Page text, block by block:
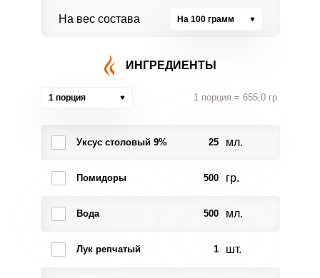
На вес состава На 100 грамм
ИНГРЕДИЕНТЫ
1 порция 1 порция = 655,0 гр.
Уксус столовый 9% 25 мл.
Помидоры 500 гр.
Вода 500 мл.
Лук репчатый 1 шт.